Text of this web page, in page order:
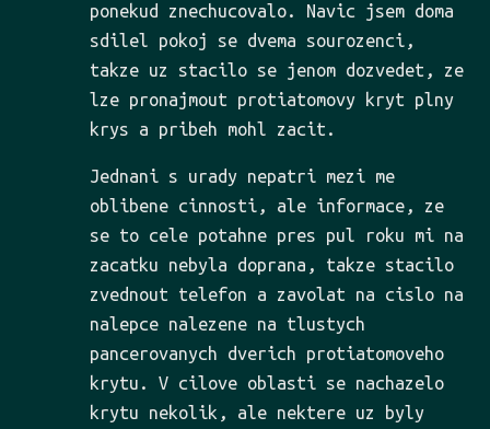
ponekud znechucovalo. Navic jsem doma
sdilel pokoj se dvema sourozenci,
takze uz stacilo se jenom dozvedet, ze
lze pronajmout protiatomovy kryt plny
krys a pribeh mohl zacit.
Jednani s urady nepatri mezi me
oblibene cinnosti, ale informace, ze
se to cele potahne pres pul roku mi na
zacatku nebyla doprana, takze stacilo
zvednout telefon a zavolat na cislo na
nalepce nalezene na tlustych
pancerovanych dverich protiatomoveho
krytu. V cilove oblasti se nachazelo
krytu nekolik, ale nektere uz byly